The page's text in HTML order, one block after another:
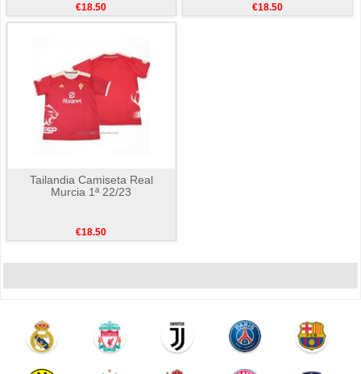
€18.50 €18.50
Tailandia Camiseta Real
Murcia 1ª 22/23
€18.50